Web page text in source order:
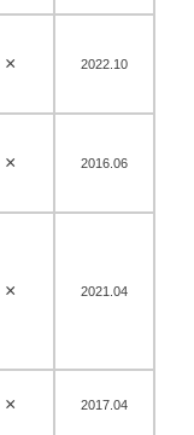
× 2022.10
× 2016.06
× 2021.04
× 2017.04